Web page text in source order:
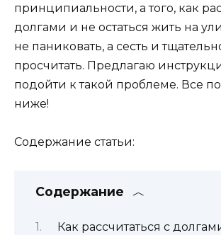
принципиальности, а того, как
долгами и не остаться жить на
не паниковать, а сесть и
просчитать. Предлагаю
подойти к такой проблеме. Все
ниже!
Содержание статьи:
Содержание
Как рассчитаться с